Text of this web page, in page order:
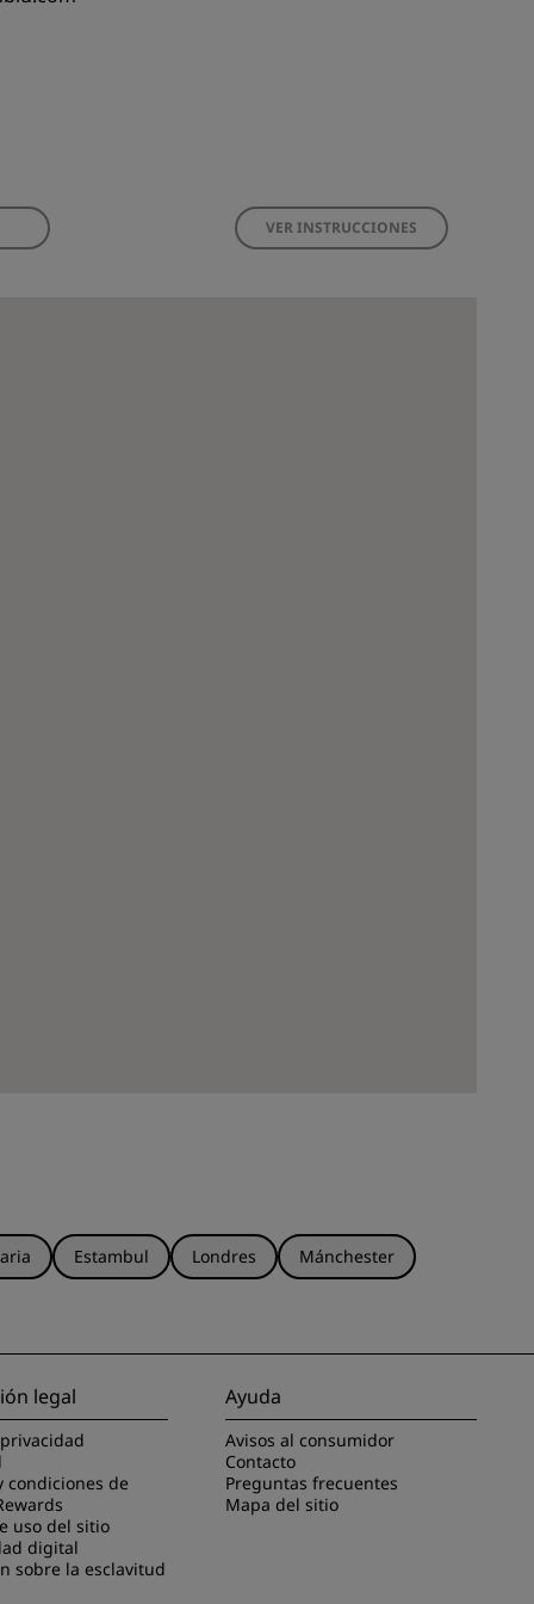
VER INSTRUCCIONES
Estambul Londres
Mánchester
legal
condiciones de
uso del sitio
digital
sobre la esclavitud
Ayuda
Avisos al consumidor
Contacto
Preguntas frecuentes
Mapa del sitio